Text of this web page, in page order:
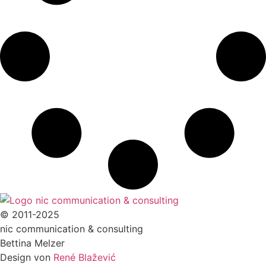
© 2011-2025
nic communication & consulting
Bettina Melzer
Design von René Blažević